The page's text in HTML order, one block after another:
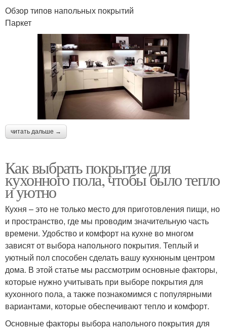
Обзор типов напольных покрытий
Паркет
читать дальше →
Как выбрать покрытие для
кухонного пола, чтобы было тепло
и уютно
Кухня – это не только место для приготовления пищи, но
и пространство, где мы проводим значительную часть
времени. Удобство и комфорт на кухне во многом
зависят от выбора напольного покрытия. Теплый и
уютный пол способен сделать вашу кухнюным центром
дома. В этой статье мы рассмотрим основные факторы,
которые нужно учитывать при выборе покрытия для
кухонного пола, а также познакомимся с популярными
вариантами, которые обеспечивают тепло и комфорт.
Основные факторы выбора напольного покрытия для